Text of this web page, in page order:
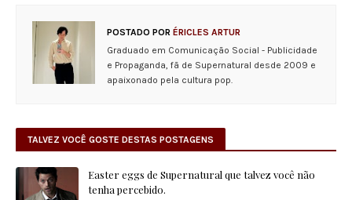
POSTADO POR ÉRICLES ARTUR
Graduado em Comunicação Social - Publicidade
e Propaganda, fã de Supernatural desde 2009 e
apaixonado pela cultura pop.
TALVEZ VOCÊ GOSTE DESTAS POSTAGENS
Easter eggs de Supernatural que talvez você não
tenha percebido.